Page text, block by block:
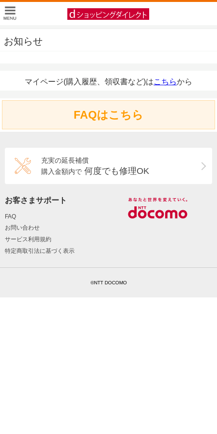
お知らせ
マイページ(購入履歴、領収書など)はこちらから
FAQはこちら
充実の延長補償
購入金額内で 何度でも修理OK
お客さまサポート
FAQ
お問い合わせ
サービス利用規約
特定商取引法に基づく表示
©NTT DOCOMO